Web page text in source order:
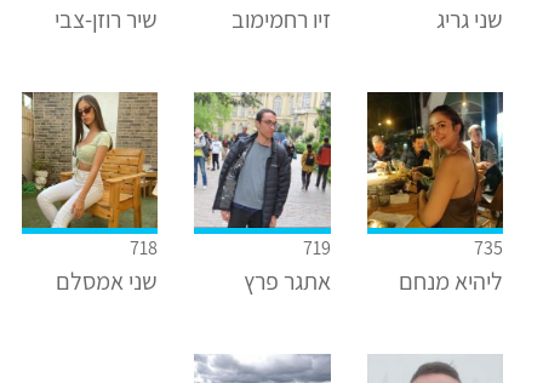
שני גריג זיו רחמימוב שיר רוזן-צבי
735
ליהיא מנחם
719
אתגר פרץ
718
שני אמסלם